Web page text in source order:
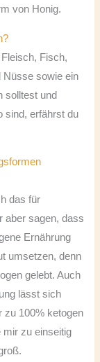
von Honig.
Fisch,
Nüsse sowie ein
solltest und
sind, erfährst du
das für
aber sagen, dass
Ernährung
umsetzen, denn
gelebt. Auch
lässt sich
zu 100% ketogen
mir zu einseitig